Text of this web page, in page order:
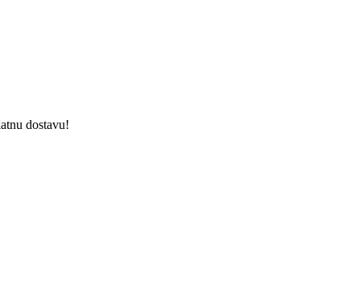
dostavu!